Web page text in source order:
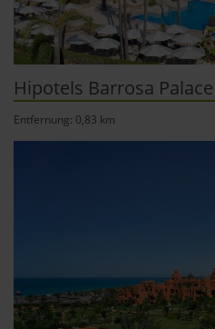
Hipotels Barrosa
Entfernung: 0,83 km